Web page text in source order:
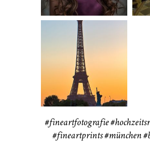
Reise
41
#fineartfotografie
#fineartprints#münchen